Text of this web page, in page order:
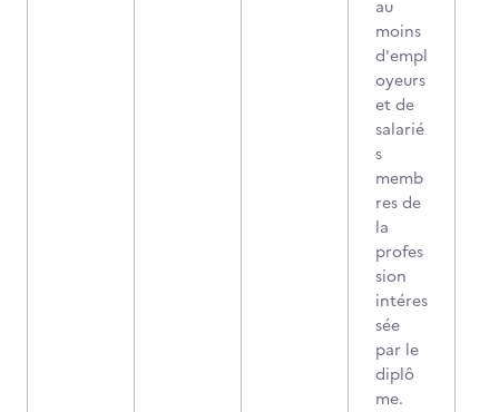
au
moins
d'empl
oyeurs
et de
salarié
s
memb
res de
la
profes
sion
intéres
sée
par le
diplô
me.